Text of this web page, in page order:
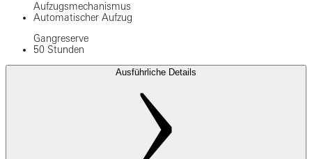
Aufzugsmechanismus
Automatischer Aufzug
Gangreserve
50 Stunden
Ausführliche Details